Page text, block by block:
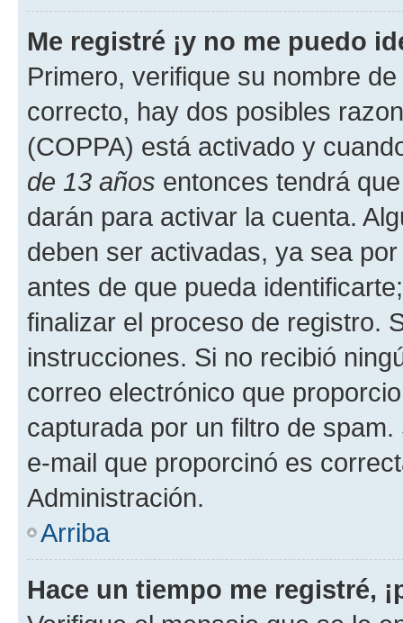
Me registré ¡y no me puedo
Primero, verifique su nombre
correcto, hay dos posibles
(COPPA) está activado y
de 13 años entonces tendrá
darán para activar la cuenta.
deben ser activadas, ya sea
antes de que pueda
finalizar el proceso de registro.
instrucciones. Si no recibió
correo electrónico que
capturada por un filtro de
e-mail que proporcinó es
Administración.
Arriba
Hace un tiempo me registré,